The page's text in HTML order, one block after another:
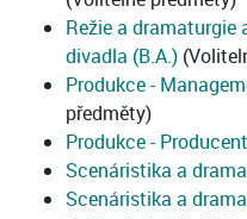
Režie a
divadla (B.A.)
Produkce -
předměty)
Produkce -
Scenáristika a
Scenáristika a